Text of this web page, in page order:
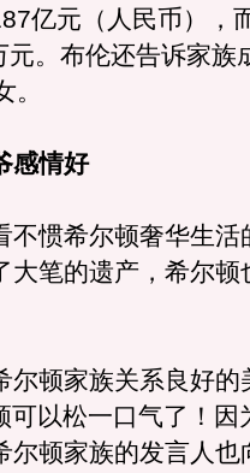
亿元（人民币），
。布伦还告诉家族
情好
惯希尔顿奢华生活
大笔的遗产，希尔顿
顿家族关系良好的
可以松一口气了！因
尔顿家族的发言人也